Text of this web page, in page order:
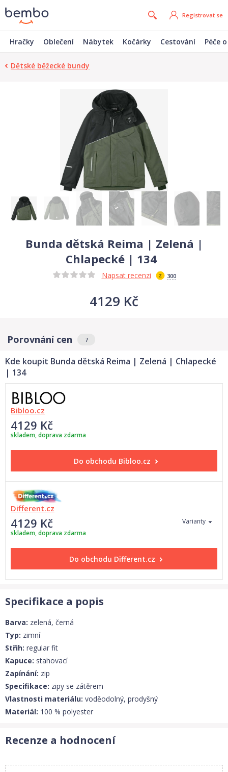
Registrovat se
Hračky Oblečení Nábytek Kočárky Cestování Péče
Dětské běžecké bundy
Bunda dětská Reima | Zelená |
Chlapecké | 134
Napsat recenzi 300
4129 Kč
Porovnání cen 7
Kde koupit Bunda dětská Reima | Zelená | Chlapecké
| 134
Bibloo.cz
4129 Kč
skladem, doprava zdarma
Do obchodu Bibloo.cz
Different.cz
4129 Kč
skladem, doprava zdarma
Varianty
Do obchodu Different.cz
Specifikace a popis
Barva: zelená, černá
Typ: zimní
Střih: regular fit
Kapuce: stahovací
Zapínání: zip
Specifikace: zipy se zátěrem
Vlastnosti materiálu: voděodolný, prodyšný
Materiál: 100 % polyester
Recenze a hodnocení